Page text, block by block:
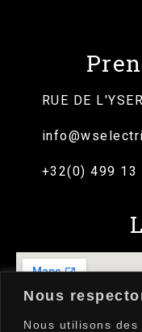
Nous
Nous utilisons
RUE DE
+32(0) 499 13